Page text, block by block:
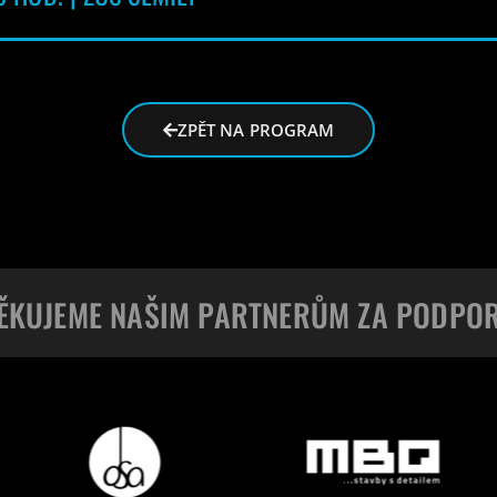
ZPĚT NA PROGRAM
NAŠIM PARTNERŮM ZA